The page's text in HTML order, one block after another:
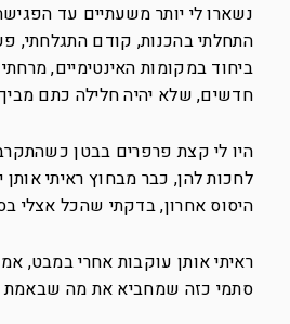
נשארו לי יותר משעתיים עד
התחלתי בהכנות, קודם התגלחתי,
ביחוד במקומות האינטימיים,
חדשים, שלא יהיה חלילה כתם
היו לי קצת פרפרים בבטן
לחכות להן, כבר מבחוץ ראיתי אותן
היסוס אחרון, בדקתי שהכל אצלי
ראיתי אותן עוקבות אחרי במבט,
סתמי כזה שמחביא את מה שבאמת